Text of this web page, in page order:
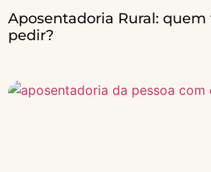
Aposentadoria Rural:
pedir?